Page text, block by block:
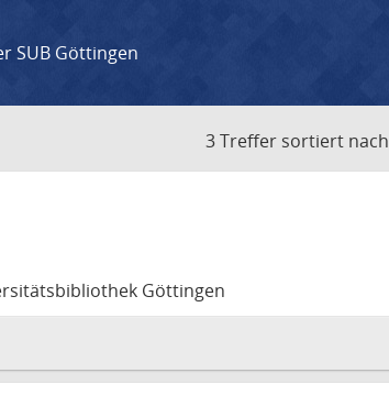
SUB Göttingen
3 Treffer sortiert nach
Göttingen